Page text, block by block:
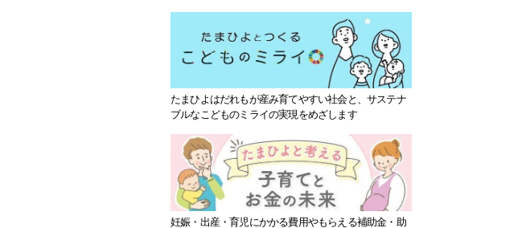
たまひよはだれもが産み育てやすい社会と、サステナ
ブルなこどものミライの実現をめざします
妊娠・出産・育児にかかる費用やもらえる補助金・助